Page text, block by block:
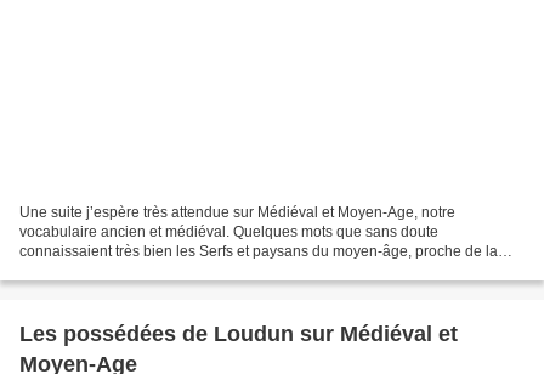
Une suite j’espère très attendue sur Médiéval et Moyen-Age, notre
vocabulaire ancien et médiéval. Quelques mots que sans doute
connaissaient très bien les Serfs et paysans du moyen-âge, proche de la
Les possédées de Loudun sur Médiéval et
Moyen-Age